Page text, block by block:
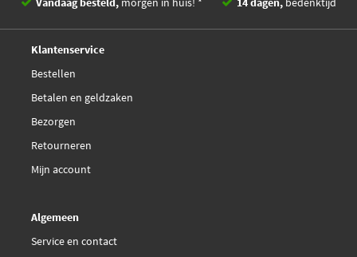
Mapco 49437
Mapco 55501
Metzger 54040008
NK 5033025
Klantenservice
Bestellen
Betalen en geldzaken
Bezorgen
Retourneren
Mijn account
Algemeen
Service en contact